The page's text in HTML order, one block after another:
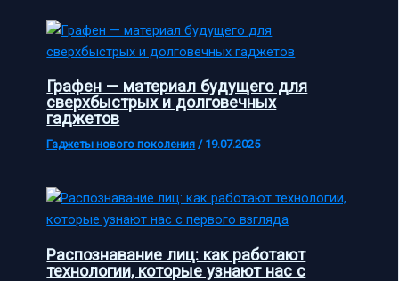
Графен — материал будущего для
сверхбыстрых и долговечных
гаджетов
Гаджеты нового поколения / 19.07.2025
Распознавание лиц: как работают
технологии, которые узнают нас с